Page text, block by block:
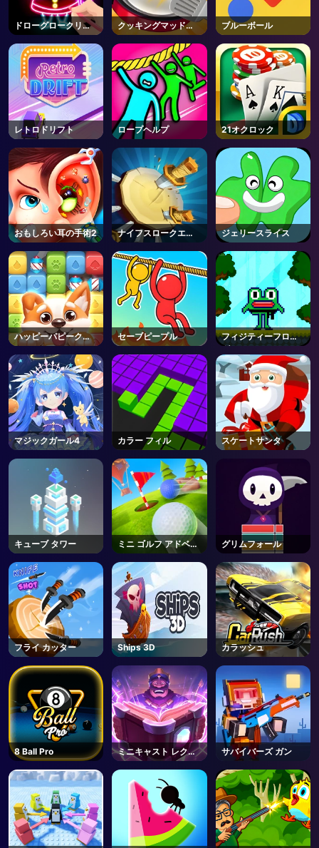
AD
ドローグロークリス
マスカラー
クッキングマッドネ
ス
ブルーボール
レトロドリフト ロープヘルプ 21オクロック
おもしろい耳の手術2
ナイフスロークエス
ト
ジェリースライス
ハッピーパピークラ
ッシュ
セーブピープル
フィジティーフロッ
グ
マジックガール4 カラー フィル スケートサンタ
キューブ タワー
ミニ ゴルフ アドベン
チャー
グリムフォール
フライ カッター Ships 3D カラッシュ
8 Ball Pro
ミニキャスト レクレ
ッシュ
サバイバーズ ガン